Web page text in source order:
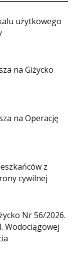
użytkowego
na Giżycko
na Operację
z
cywilnej
Nr 56/2026.
Wodociągowej